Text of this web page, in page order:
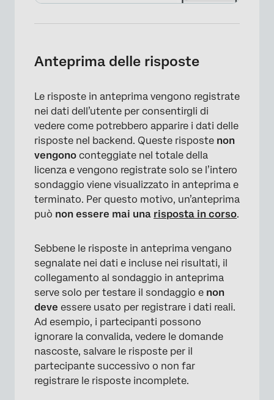
Anteprima delle risposte
Le risposte in anteprima vengono registrate
nei dati dell’utente per consentirgli di
vedere come potrebbero apparire i dati delle
risposte nel backend. Queste risposte non
vengono conteggiate nel totale della
licenza e vengono registrate solo se l’intero
sondaggio viene visualizzato in anteprima e
terminato. Per questo motivo, un’anteprima
può non essere mai una risposta in corso.
Sebbene le risposte in anteprima vengano
segnalate nei dati e incluse nei risultati, il
collegamento al sondaggio in anteprima
serve solo per testare il sondaggio e non
deve essere usato per registrare i dati reali.
Ad esempio, i partecipanti possono
ignorare la convalida, vedere le domande
nascoste, salvare le risposte per il
partecipante successivo o non far
registrare le risposte incomplete.